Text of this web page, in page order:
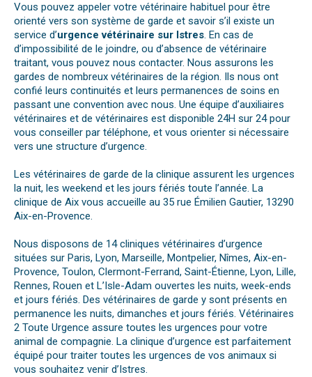
Vous pouvez appeler votre vétérinaire habituel pour être
orienté vers son système de garde et savoir s’il existe un
service d’urgence vétérinaire sur Istres. En cas de
d’impossibilité de le joindre, ou d’absence de vétérinaire
traitant, vous pouvez nous contacter. Nous assurons les
gardes de nombreux vétérinaires de la région. Ils nous ont
confié leurs continuités et leurs permanences de soins en
passant une convention avec nous. Une équipe d’auxiliaires
vétérinaires et de vétérinaires est disponible 24H sur 24 pour
vous conseiller par téléphone, et vous orienter si nécessaire
vers une structure d’urgence.
Les vétérinaires de garde de la clinique assurent les urgences
la nuit, les weekend et les jours fériés toute l’année. La
clinique de Aix vous accueille au 35 rue Émilien Gautier, 13290
Aix-en-Provence.
Nous disposons de 14 cliniques vétérinaires d’urgence
situées sur Paris, Lyon, Marseille, Montpelier, Nîmes, Aix-en-
Provence, Toulon, Clermont-Ferrand, Saint-Étienne, Lyon, Lille,
Rennes, Rouen et L’Isle-Adam ouvertes les nuits, week-ends
et jours fériés. Des vétérinaires de garde y sont présents en
permanence les nuits, dimanches et jours fériés. Vétérinaires
2 Toute Urgence assure toutes les urgences pour votre
animal de compagnie. La clinique d’urgence est parfaitement
équipé pour traiter toutes les urgences de vos animaux si
vous souhaitez venir d’Istres.